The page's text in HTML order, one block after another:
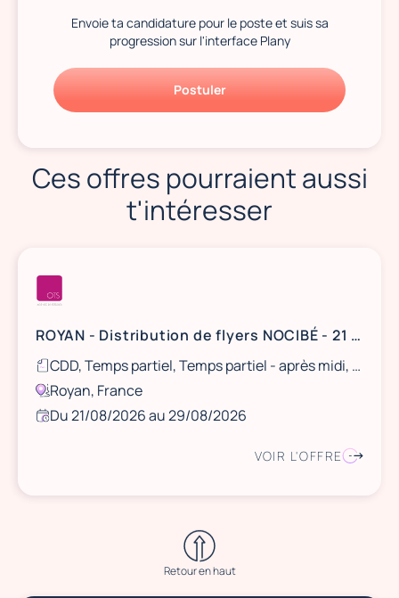
Envoie ta candidature pour le poste et suis sa
progression sur l'interface Plany
Postuler
Ces offres pourraient aussi
t'intéresser
ROYAN - Distribution de flyers NOCIBÉ - 21 et 22 août / 28 et 29 août
CDD, Temps partiel, Temps partiel - après midi, Ponctuel
Royan, France
Du 21/08/2026 au 29/08/2026
VOIR L'OFFRE
Retour en haut